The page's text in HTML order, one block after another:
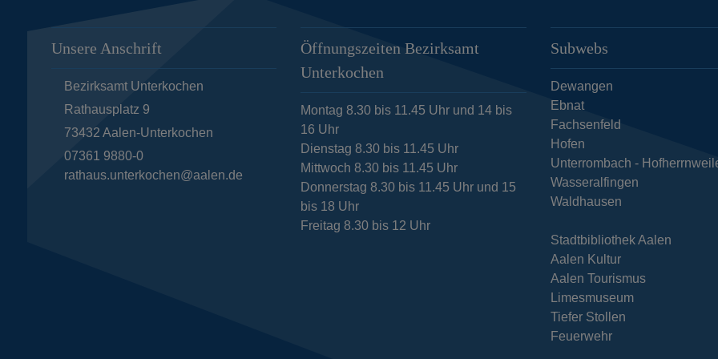
Unsere Anschrift
Bezirksamt Unterkochen
Rathausplatz 9
73432 Aalen-Unterkochen
07361 9880-0
rathaus.unterkochen@aalen.de
Öffnungszeiten Bezirksamt
Unterkochen
Montag 8.30 bis 11.45 Uhr und 14 bis
16 Uhr
Dienstag 8.30 bis 11.45 Uhr
Mittwoch 8.30 bis 11.45 Uhr
Donnerstag 8.30 bis 11.45 Uhr und 15
bis 18 Uhr
Freitag 8.30 bis 12 Uhr
Subwebs
Dewangen
Ebnat
Fachsenfeld
Hofen
Unterrombach -
Wasseralfingen
Waldhausen
Stadtbibliothek Aalen
Aalen Kultur
Aalen Tourismus
Limesmuseum
Tiefer Stollen
Feuerwehr